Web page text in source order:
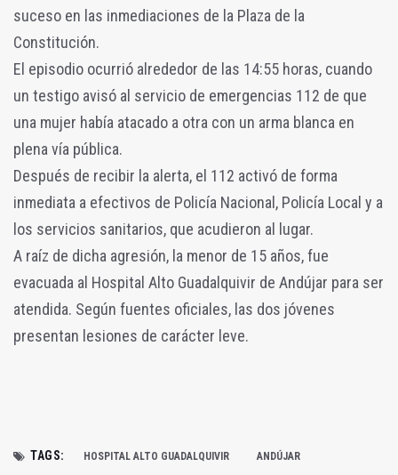
suceso en las inmediaciones de la Plaza de la
Constitución.
El episodio ocurrió alrededor de las 14:55 horas, cuando
un testigo avisó al servicio de emergencias 112 de que
una mujer había atacado a otra con un arma blanca en
plena vía pública.
Después de recibir la alerta, el 112 activó de forma
inmediata a efectivos de Policía Nacional, Policía Local y a
los servicios sanitarios, que acudieron al lugar.
A raíz de dicha agresión, la menor de 15 años, fue
evacuada al Hospital Alto Guadalquivir de Andújar para ser
atendida. Según fuentes oficiales, las dos jóvenes
presentan lesiones de carácter leve.
TAGS: HOSPITAL ALTO GUADALQUIVIR ANDÚJAR